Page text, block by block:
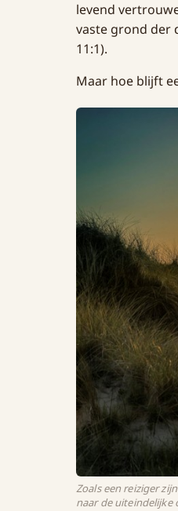
levend
vaste grond der
11:1).
Maar hoe blijft
Zoals een reiziger
naar de uiteindelijke